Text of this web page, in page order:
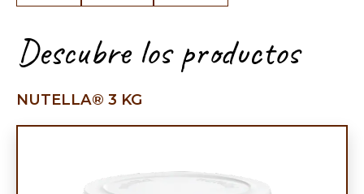
Descubre los productos
NUTELLA® 3 KG